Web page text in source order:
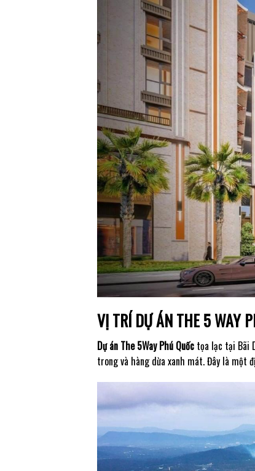
VỊ TRÍ DỰ ÁN THE 5 WAY
Dự án The 5Way Phú Quốctọa lạc tại Bãi
trong và hàng dừa xanh mát. Đây là một